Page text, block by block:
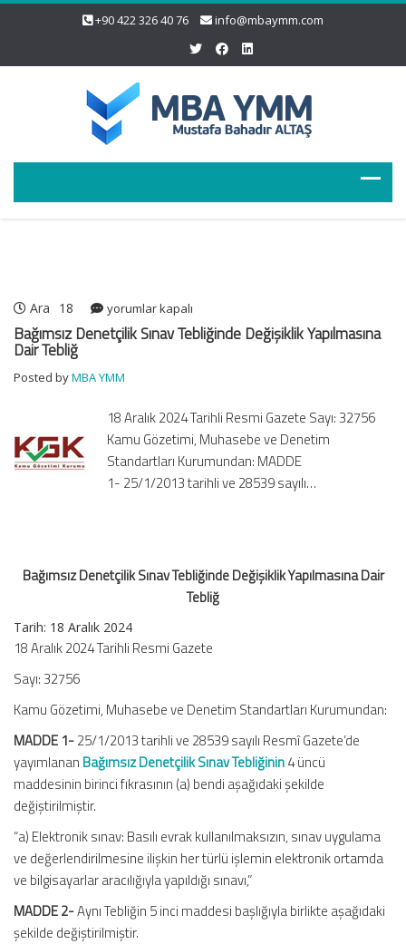
+90 422 326 40 76 info@mbaymm.com
Ara 18
Bağımsız
Denetçilik
Sınav
Değişiklik
Dair
Tebliğ
için
yorumlar kapalı
Bağımsız Denetçilik Sınav Tebliğinde Değişiklik Yapılmasına
Dair Tebliğ
Posted byMBA YMM
18 Aralık 2024 Tarihli Resmi Gazete Sayı: 32756
Kamu Gözetimi, Muhasebe ve Denetim
Standartları Kurumundan: MADDE
1- 25/1/2013 tarihli ve 28539 sayılı…
Bağımsız Denetçilik Sınav Tebliğinde Değişiklik Yapılmasına Dair
Tebliğ
Tarih: 18 Aralık 2024
18 Aralık 2024 Tarihli Resmi Gazete
Sayı: 32756
Kamu Gözetimi, Muhasebe ve Denetim Standartları Kurumundan:
MADDE 1-25/1/2013 tarihli ve 28539 sayılı Resmî Gazete’de
yayımlanan Bağımsız Denetçilik Sınav Tebliğinin4 üncü
maddesinin birinci fıkrasının (a) bendi aşağıdaki şekilde
değiştirilmiştir.
“a) Elektronik sınav: Basılı evrak kullanılmaksızın, sınav uygulama
ve değerlendirilmesine ilişkin her türlü işlemin elektronik ortamda
ve bilgisayarlar aracılığıyla yapıldığı sınavı,”
MADDE 2-Aynı Tebliğin 5 inci maddesi başlığıyla birlikte aşağıdaki
şekilde değiştirilmiştir.